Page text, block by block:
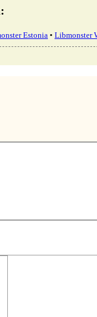
Estonia • Libmonster